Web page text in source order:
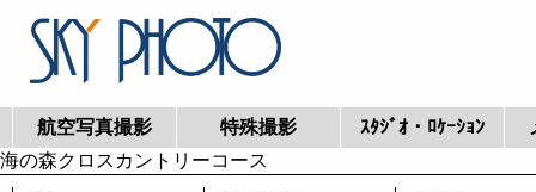
航空写真撮影 特殊撮影 ｽﾀｼﾞｵ・ﾛｹｰｼｮﾝ
海の森クロスカントリーコース